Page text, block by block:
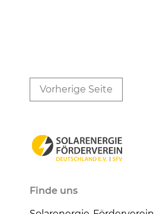
Vorherige Seite
Finde uns